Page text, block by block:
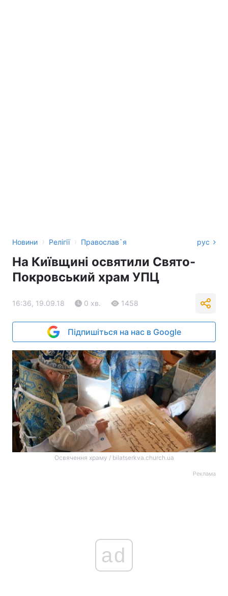
Новини › Релігії › Православ`я рус
На Київщині освятили Свято-
Покровський храм УПЦ
16:36, 19.09.18 0 хв. 1458
Підпишіться на нас в Google
Освячення храму / bilatserkva.church.ua
Реклама
ad